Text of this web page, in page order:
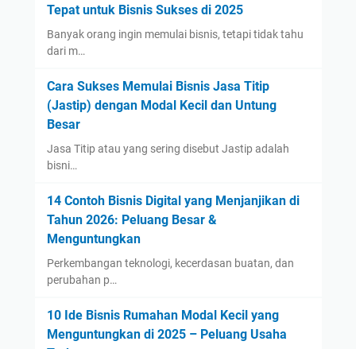
Tepat untuk Bisnis Sukses di 2025
Banyak orang ingin memulai bisnis, tetapi tidak tahu
dari m…
Cara Sukses Memulai Bisnis Jasa Titip
(Jastip) dengan Modal Kecil dan Untung
Besar
Jasa Titip atau yang sering disebut Jastip adalah
bisni…
14 Contoh Bisnis Digital yang Menjanjikan di
Tahun 2026: Peluang Besar &
Menguntungkan
Perkembangan teknologi, kecerdasan buatan, dan
perubahan p…
10 Ide Bisnis Rumahan Modal Kecil yang
Menguntungkan di 2025 – Peluang Usaha